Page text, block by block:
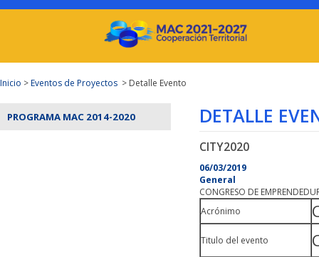
Inicio >Eventos de Proyectos > Detalle Evento
PROGRAMA MAC 2014-2020 DETALLE
CITY2020
06/03/2019
General
CONGRESO DE
Acrónimo
Titulo del evento